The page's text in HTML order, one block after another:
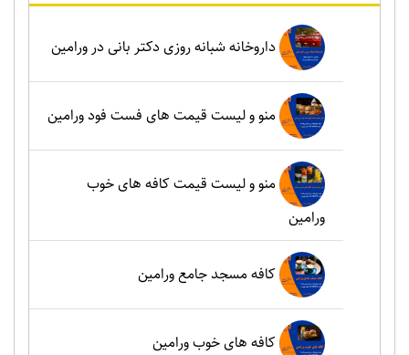
داروخانه شبانه روزی دکتر بانی در ورامین
منو و لیست قیمت های فست فود ورامین
منو و لیست قیمت کافه های خوب
ورامین
کافه مسجد جامع ورامین
کافه های خوب ورامین